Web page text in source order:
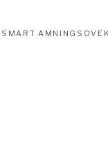
SMART AMNING